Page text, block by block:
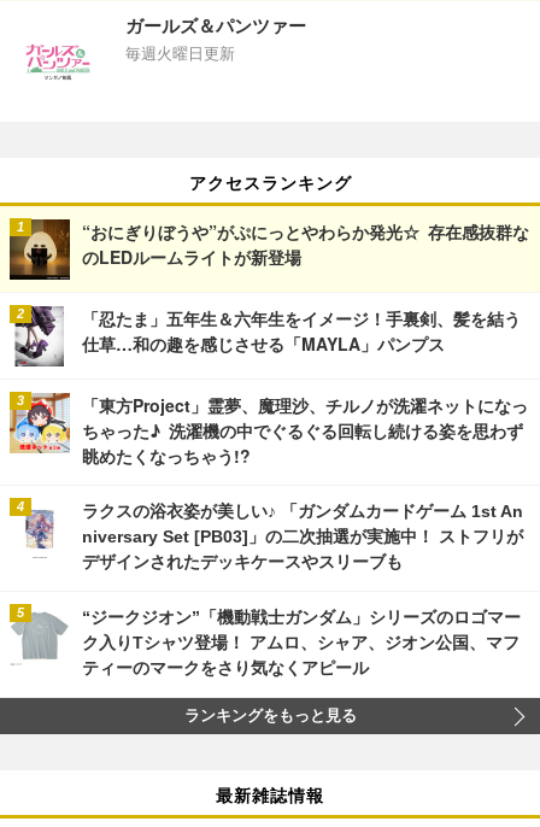
ガールズ＆パンツァー
毎週火曜日更新
アクセスランキング
“おにぎりぼうや”がぷにっとやわらか発光☆ 存在感抜群な
のLEDルームライトが新登場
「忍たま」五年生＆六年生をイメージ！手裏剣、髪を結う
仕草…和の趣を感じさせる「MAYLA」パンプス
「東方Project」霊夢、魔理沙、チルノが洗濯ネットになっ
ちゃった♪ 洗濯機の中でぐるぐる回転し続ける姿を思わず
眺めたくなっちゃう!?
ラクスの浴衣姿が美しい♪ 「ガンダムカードゲーム 1st An
niversary Set [PB03]」の二次抽選が実施中！ ストフリが
デザインされたデッキケースやスリーブも
“ジークジオン”「機動戦士ガンダム」シリーズのロゴマー
ク入りTシャツ登場！ アムロ、シャア、ジオン公国、マフ
ティーのマークをさり気なくアピール
ランキングをもっと見る
最新雑誌情報